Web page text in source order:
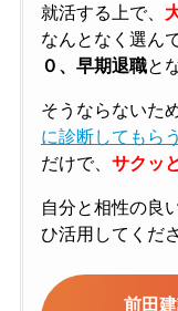
就活する上で、
なんとなく選ん
０、早期退職と
そうならないた
に診断してもらう
だけで、 サクッ
自分と相性の良
ひ活用してくださ
前田